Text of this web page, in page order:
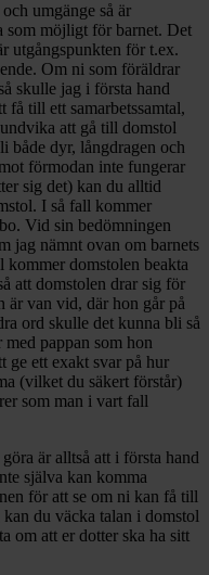
umgänge så är
som möjligt för barnet. Det
utgångspunkten för t.ex.
Om ni som föräldrar
skulle jag i första hand
till ett samarbetssamtal,
att gå till domstol
både dyr, långdragen och
förmodan inte fungerar
sig det) kan du alltid
I så fall kommer
Vid sin bedömningen
jag nämnt ovan om barnets
kommer domstolen beakta
att domstolen drar sig för
är van vid, där hon går på
ord skulle det kunna bli så
pappan som hon
ge ett exakt svar på hur
(vilket du säkert förstår)
som man i vart fall
är alltså att i första hand
själva kan komma
för att se om ni kan få till
kan du väcka talan i domstol
om att er dotter ska ha sitt